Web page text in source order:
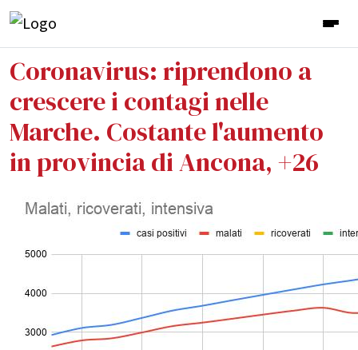
Coronavirus: riprendono a
crescere i contagi nelle
Marche. Costante l'aumento
in provincia di Ancona, +26